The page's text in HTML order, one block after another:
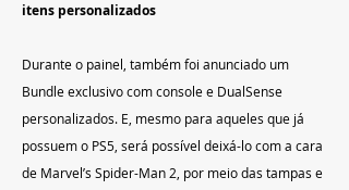
itens personalizados
Durante o painel, também foi anunciado um
Bundle exclusivo com console e DualSense
personalizados. E, mesmo para aqueles que já
possuem o PS5, será possível deixá-lo com a cara
de Marvel’s Spider-Man 2, por meio das tampas e